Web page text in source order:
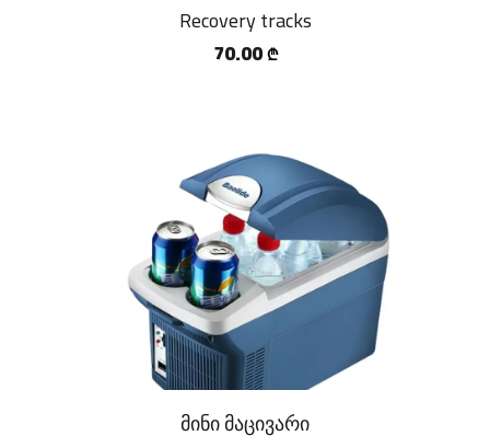
Recovery tracks
70.00 ₾
მინი მაცივარი